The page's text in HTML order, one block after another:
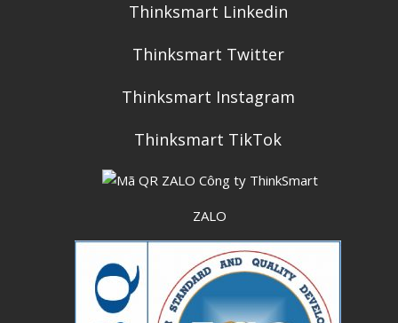
Thinksmart Linkedin
Thinksmart Twitter
Thinksmart Instagram
Thinksmart TikTok
ZALO